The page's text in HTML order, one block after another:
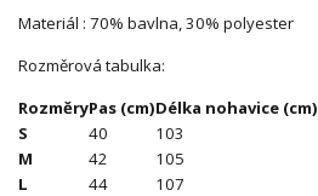
Materiál : 70% bavlna, 30% polyester
Rozměrová tabulka:
RozměryPas (cm)Délka nohavice (cm)
S
40
103
M
42
105
L
44
107